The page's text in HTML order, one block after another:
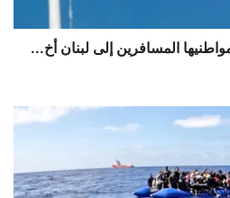
المسافرين إلى لبنان أخ...